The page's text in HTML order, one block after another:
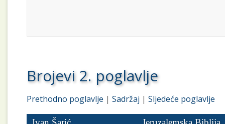
Brojevi 2. poglavlje
Prethodno poglavlje |Sadržaj |Sljedeće poglavlje